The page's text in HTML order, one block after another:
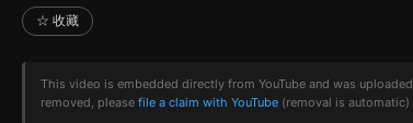
☆ 收藏
This video is embedded directly from YouTube and was
removed, please file a claim with YouTube (removal is automatic)